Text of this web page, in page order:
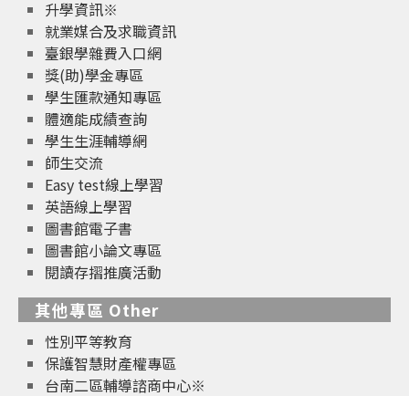
升學資訊※
就業媒合及求職資訊
臺銀學雜費入口網
獎(助)學金專區
學生匯款通知專區
體適能成績查詢
學生生涯輔導網
師生交流
Easy test線上學習
英語線上學習
圖書館電子書
圖書館小論文專區
閱讀存摺推廣活動
其他專區 Other
性別平等教育
保護智慧財產權專區
台南二區輔導諮商中心※